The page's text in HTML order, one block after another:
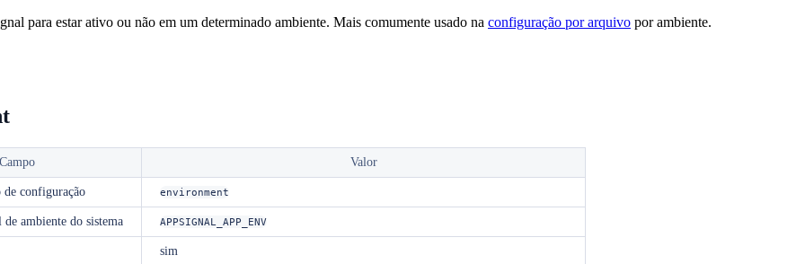
para estar ativo ou não em um determinado ambiente. Mais comumente usado na configuração por arquivo por ambiente.
Campo Valor
de configuração environment
ambiente do sistema APPSIGNAL_APP_ENV
sim